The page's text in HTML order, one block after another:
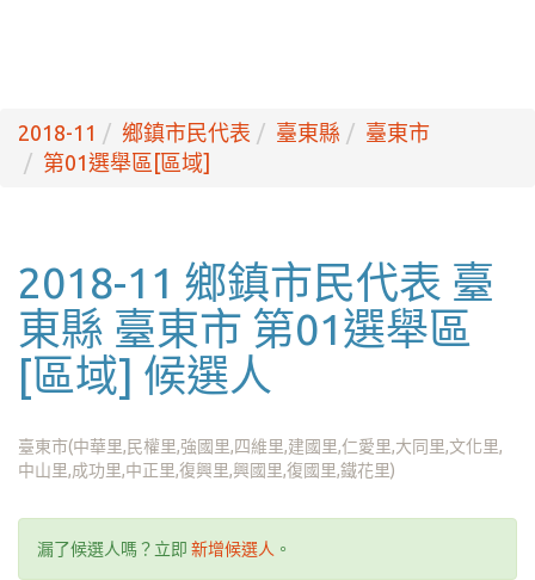
2018-11 鄉鎮市民代表 臺東縣
臺東市
第01選舉區[區域]
2018-11 鄉鎮市民代表 臺
東縣 臺東市 第01選舉區
[區域] 候選人
臺東市(中華里,民權里,強國里,四維里,建國里,仁愛里,大同里,文化里,
中山里,成功里,中正里,復興里,興國里,復國里,鐵花里)
漏了候選人嗎？立即 新增候選人 。